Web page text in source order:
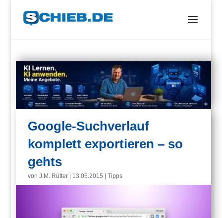
Google-Suchverlauf
komplett exportieren – so
gehts
vonJ.M. Rütter 13.05.2015 |Tipps